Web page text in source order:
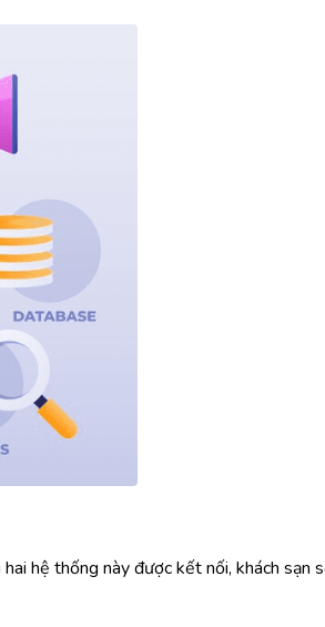
hệ thống này được kết nối, khách sạn